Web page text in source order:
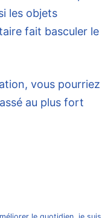
les objets
fait basculer le
vous pourriez
au plus fort